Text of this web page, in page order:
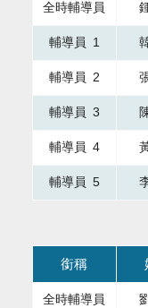
全時輔導員
輔導員 1
輔導員 2
輔導員 3
輔導員 4
輔導員 5
本表格為組織成
銜稱
全時輔導員